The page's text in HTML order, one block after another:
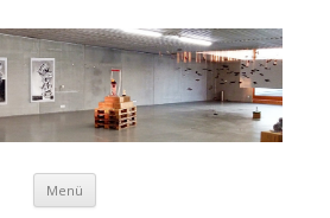
Menü Zum Inhalt springen